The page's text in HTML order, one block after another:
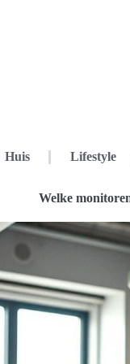
Huis Lifestyle
Welke